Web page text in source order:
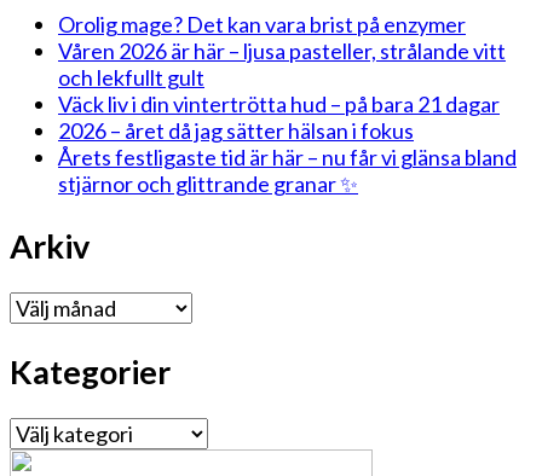
Orolig mage? Det kan vara brist på enzymer
Våren 2026 är här – ljusa pasteller, strålande vitt
och lekfullt gult
Väck liv i din vintertrötta hud – på bara 21 dagar
2026 – året då jag sätter hälsan i fokus
Årets festligaste tid är här – nu får vi glänsa bland
stjärnor och glittrande granar ✨
Arkiv
Arkiv
Kategorier
Kategorier